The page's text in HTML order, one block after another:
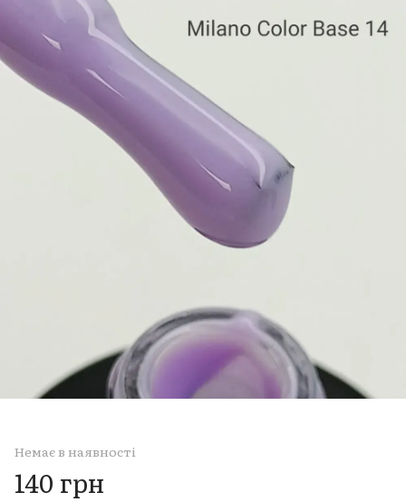
Немає в наявності
140 грн